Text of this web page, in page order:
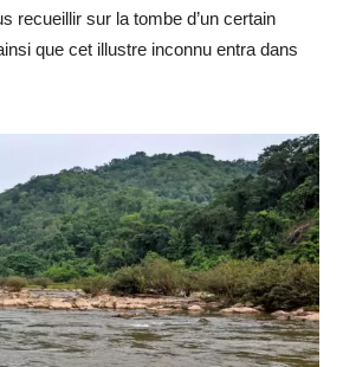
recueillir sur la tombe d’un certain
que cet illustre inconnu entra dans